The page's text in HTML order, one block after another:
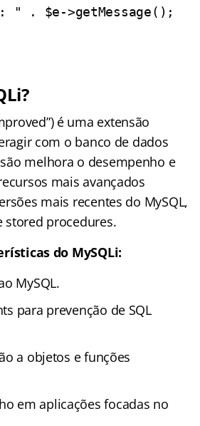
é uma extensão
com o banco de dados
melhora o desempenho e
mais avançados
mais recentes do MySQL,
stored procedures.
do MySQLi:
MySQL.
para prevenção de SQL
a objetos e funções
em aplicações focadas no